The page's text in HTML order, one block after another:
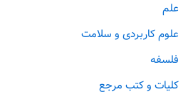
علم
علوم کاربردی و سلامت
فلسفه
کلیات و کتب مرجع